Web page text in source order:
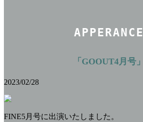
APPERANCE
「GOOUT4月号」
2023/02/28
FINE5月号に出演いたしました。